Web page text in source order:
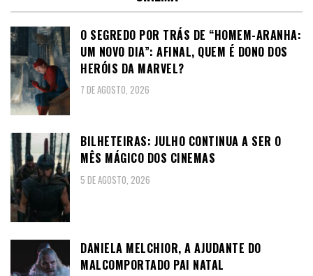
O SEGREDO POR TRÁS DE “HOMEM-ARANHA:
UM NOVO DIA”: AFINAL, QUEM É DONO DOS
HERÓIS DA MARVEL?
7 DE AGOSTO, 2026
BILHETEIRAS: JULHO CONTINUA A SER O
MÊS MÁGICO DOS CINEMAS
5 DE AGOSTO, 2026
DANIELA MELCHIOR, A AJUDANTE DO
MALCOMPORTADO PAI NATAL